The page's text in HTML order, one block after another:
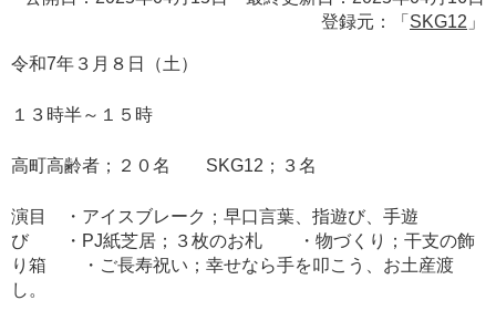
登録元：「 SKG12 」
令和7年３月８日（土）
１３時半～１５時
高町高齢者；２０名 SKG12；３名
演目 ・アイスブレーク；早口言葉、指遊び、手遊
び ・PJ紙芝居；３枚のお札 ・物づくり；干支の飾
り箱 ・ご長寿祝い；幸せなら手を叩こう、お土産渡
し。